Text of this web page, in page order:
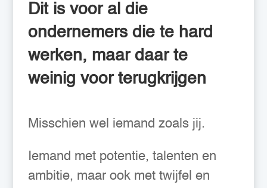
Dit is voor al die
ondernemers die te hard
werken, maar daar te
weinig voor terugkrijgen
Misschien wel iemand zoals jij.
Iemand met potentie, talenten en
ambitie, maar ook met twijfel en